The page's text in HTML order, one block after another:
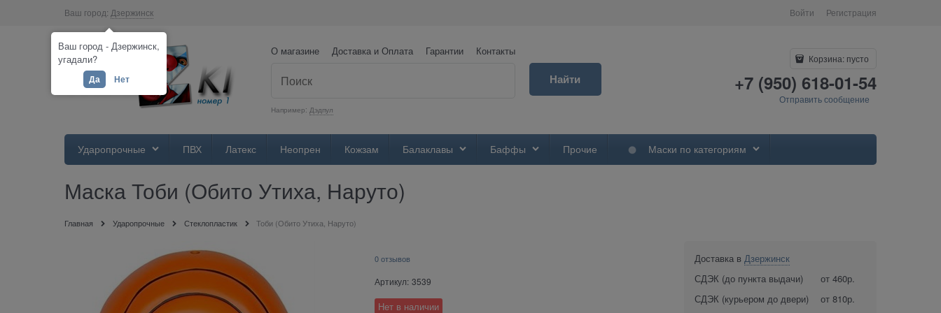
Ваш город: Дзержинск Войти Регистрация
О магазине Доставка и Оплата Гарантии Контакты
Например: Дэдпул
Найти
Корзина: пусто
+7 (950) 618-01-54
Отправить сообщение
Ударопрочные ПВХ Латекс Неопрен Кожзам Балаклавы Баффы Прочие Маски по категориям
Маска Тоби (Обито Утиха, Наруто)
Главная Ударопрочные Стеклопластик Тоби (Обито Утиха, Наруто)
0 отзывов
Артикул: 3539
Нет в наличии
Доставка в Дзержинск
СДЭК (до пункта выдачи)
от 460р.
СДЭК (курьером до двери)
от 810р.
Ваш город - Дзержинск,
угадали?
Да Нет